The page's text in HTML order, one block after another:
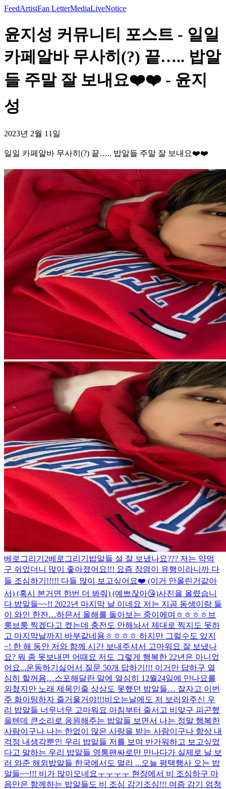
FeedArtistFan LetterMediaLiveNotice
윤지성 커뮤니티 포스트 - 일일
카페알바 무사히(?) 끝….. 밥알
들 주말 잘 보내요❤️❤️ - 윤지
성
2023년 2월 11일
일일 카페알바 무사히(?) 끝….. 밥알들 주말 잘 보내요❤️❤️
베로그리기2베로그리기 밥알들 설 잘 보냈나요??? 저는 약먹
구 쉬었더니 많이 좋아졌어요!!! 요즘 장염이 유행이라니까 다
들 조심하기!!!!! 다들 많이 보고싶어요❤️ (이거 안올린거같아
서) (혹시 본거면 한번 더 봐줘) (예쁘잖아😘)사진을 올렸습니
다.밥알들~~!! 2022년 마지막 날 이네요 저는 지곰 동생이랑 둘
이 와인 한잔…하믄서 올해를 돌아보는 중이에여ㅎㅎㅎㅎ브
룽브룽 찍겠다고 켰는데 충전도 안해놔서 제대로 찍지도 못하
고 마지막날까지 바부같네용ㅎㅎㅎㅎ 하지만 그럴수도 있지
~! 한 해 동안 저와 함께 시간 보내주셔서 고마워요 잘 보냈나
요? 뭐 좀 못보내면 어때요 저도 그렇게 행복한 22년은 아니었
어요...운동하기싫어서 질문 50개 답하기!!! 이거만 답하구 열
심히 할꺼욤…스포해달란 말에 열심히 12월24일에 만나요를
외쳤지만 노래 제목인줄 상상도 못했던 밥알들… 잘자고 이번
주 화이팅하자 즐거울거야!!!비오는날에도 저 보러와주신 우
리 밥알들 너무너무 고마워요 아침부터 줄서고 비맞구 피곤했
을텐데 큰소리로 응원해주는 밥알들 보면서 나는 정말 행복한
사람이구나 나는 한없이 많은 사랑을 받는 사람이구나 항상 내
걱정 내생각뿐인 우리 밥알들 저를 보며 반가워하고 보고싶었
다고 말하는 우리 밥알들 영통팬싸로만 만나다가 실제로 날 보
러 와준 해외밥알들 한국에서도 멀리 ...오늘 평택행사 오는 밥
알들~~!!! 비가 많이오네요ㅜㅜㅜㅜ 현장에서 비 조심하구 마
음만은 함께하는 밥알들도 비 조심 감기조심!!! 여즘 감기 엄청